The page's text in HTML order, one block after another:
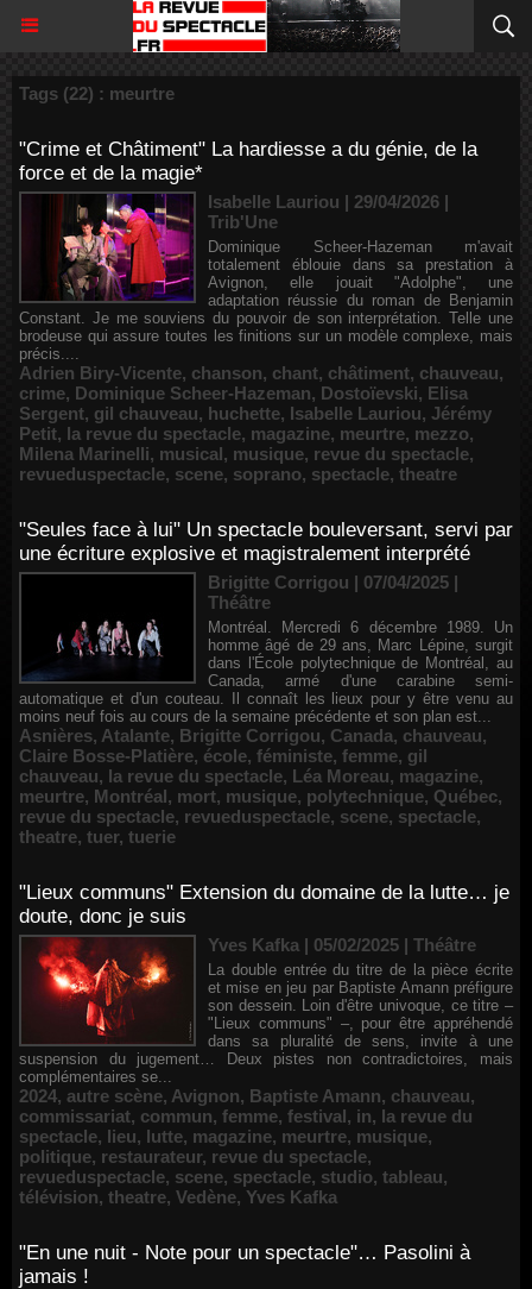
Tags (22) : meurtre
"Crime et Châtiment" La hardiesse a du génie, de la
force et de la magie*
Isabelle Lauriou | 29/04/2026 |
Trib'Une
Dominique Scheer-Hazeman m'avait
totalement éblouie dans sa prestation à
Avignon, elle jouait "Adolphe", une
adaptation réussie du roman de Benjamin
Constant. Je me souviens du pouvoir de son interprétation. Telle une
brodeuse qui assure toutes les finitions sur un modèle complexe, mais
précis....
Adrien Biry-Vicente, chanson, chant, châtiment, chauveau,
crime, Dominique Scheer-Hazeman, Dostoïevski, Elisa
Sergent, gil chauveau, huchette, Isabelle Lauriou, Jérémy
Petit, la revue du spectacle, magazine, meurtre, mezzo,
Milena Marinelli, musical, musique, revue du spectacle,
revueduspectacle, scene, soprano, spectacle, theatre
"Seules face à lui" Un spectacle bouleversant, servi par
une écriture explosive et magistralement interprété
Brigitte Corrigou | 07/04/2025 |
Théâtre
Montréal. Mercredi 6 décembre 1989. Un
homme âgé de 29 ans, Marc Lépine, surgit
dans l'École polytechnique de Montréal, au
Canada, armé d'une carabine semi-
automatique et d'un couteau. Il connaît les lieux pour y être venu au
moins neuf fois au cours de la semaine précédente et son plan est...
Asnières, Atalante, Brigitte Corrigou, Canada, chauveau,
Claire Bosse-Platière, école, féministe, femme, gil
chauveau, la revue du spectacle, Léa Moreau, magazine,
meurtre, Montréal, mort, musique, polytechnique, Québec,
revue du spectacle, revueduspectacle, scene, spectacle,
theatre, tuer, tuerie
"Lieux communs" Extension du domaine de la lutte… je
doute, donc je suis
Yves Kafka | 05/02/2025 | Théâtre
La double entrée du titre de la pièce écrite
et mise en jeu par Baptiste Amann préfigure
son dessein. Loin d'être univoque, ce titre –
"Lieux communs" –, pour être appréhendé
dans sa pluralité de sens, invite à une
suspension du jugement… Deux pistes non contradictoires, mais
complémentaires se...
2024, autre scène, Avignon, Baptiste Amann, chauveau,
commissariat, commun, femme, festival, in, la revue du
spectacle, lieu, lutte, magazine, meurtre, musique,
politique, restaurateur, revue du spectacle,
revueduspectacle, scene, spectacle, studio, tableau,
télévision, theatre, Vedène, Yves Kafka
"En une nuit - Note pour un spectacle"… Pasolini à
jamais !